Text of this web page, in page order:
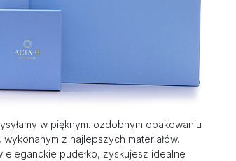
w pięknym. ozdobnym opakowaniu
z najlepszych materiałów.
pudełko, zyskujesz idealne